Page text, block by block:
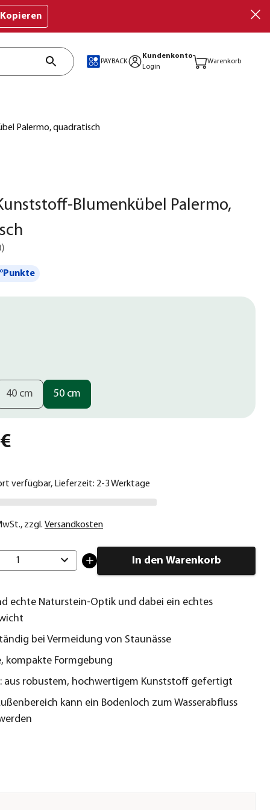
Kopieren
PAYBACK
Kundenkonto
Login
Warenkorb
Palermo, quadratisch
Blumenkübel Palermo,
)
40 cm 50 cm
verfügbar, Lieferzeit: 2-3 Werktage
, zzgl. Versandkosten
1 In den Warenkorb
echte Naturstein-Optik und dabei ein echtes
bei Vermeidung von Staunässe
kompakte Formgebung
aus robustem, hochwertigem Kunststoff gefertigt
kann ein Bodenloch zum Wasserabfluss